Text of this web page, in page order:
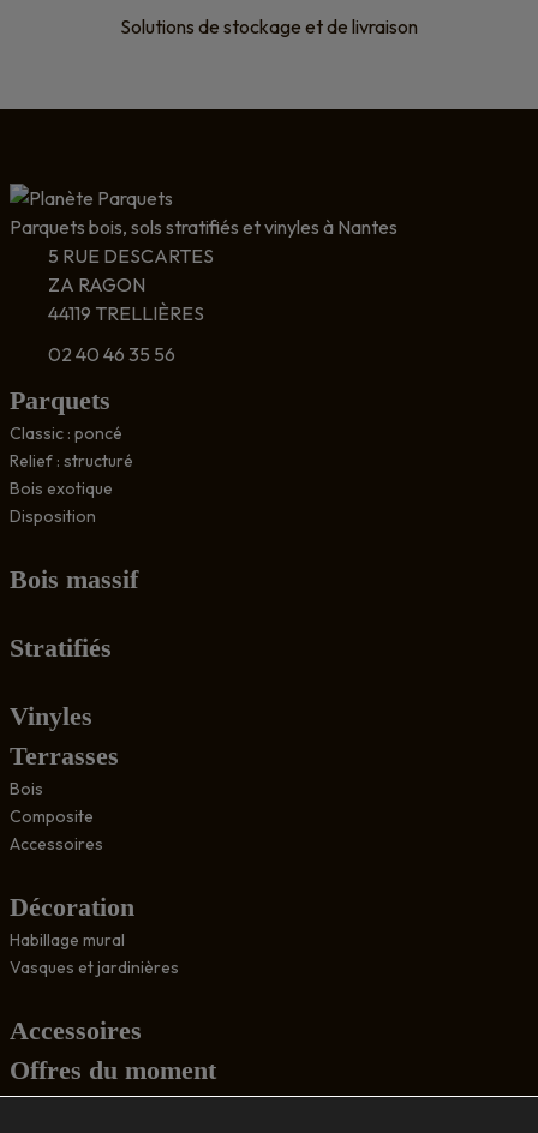
Solutions de stockage et de livraison
Parquets bois, sols stratifiés et vinyles à Nantes
5 RUE DESCARTES
ZA RAGON
44119 TRELLIÈRES
02 40 46 35 56
Parquets
Classic : poncé
Relief : structuré
Bois exotique
Disposition
Bois massif
Stratifiés
Vinyles
Terrasses
Bois
Composite
Accessoires
Décoration
Habillage mural
Vasques et jardinières
Accessoires
Offres du moment